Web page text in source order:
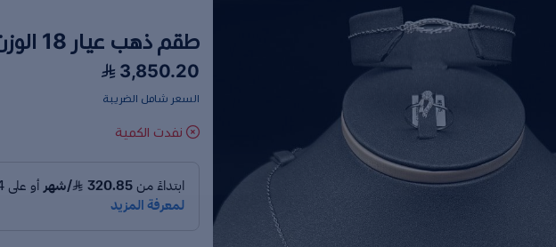
طقم ذهب عيار 18 الوزن 5.21 جرام
3,850.20
السعر شامل الضريبة
نفدت الكمية